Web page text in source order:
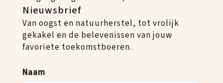
Nieuwsbrief
Van oogst en natuurherstel, tot vrolijk
gekakel en de belevenissen van jouw
favoriete toekomstboeren.
Naam